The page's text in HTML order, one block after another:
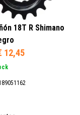
18T R Shimano
12,45